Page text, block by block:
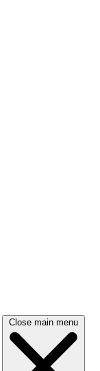
Close main menu